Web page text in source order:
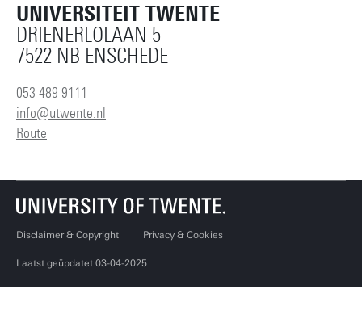
UNIVERSITEIT TWENTE
DRIENERLOLAAN 5
7522 NB ENSCHEDE
053 489 9111
info@utwente.nl
Route
Disclaimer & Copyright Privacy & Cookies
Laatst geüpdatet 03-04-2025